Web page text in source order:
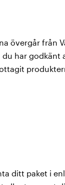
övergår från
har
ditt paket i